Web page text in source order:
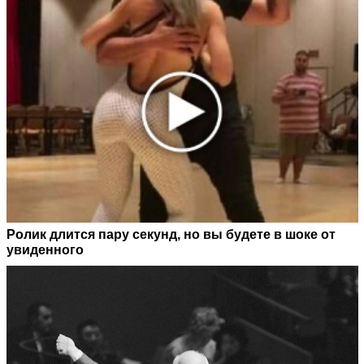
Ролик длится пару секунд, но вы будете в шоке от
увиденного